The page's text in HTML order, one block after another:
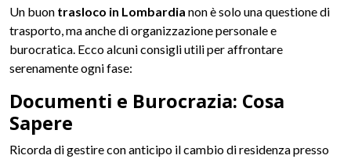
Un buon trasloco in Lombardia non è solo una questione di
trasporto, ma anche di organizzazione personale e
burocratica. Ecco alcuni consigli utili per affrontare
serenamente ogni fase:
Documenti e Burocrazia: Cosa
Sapere
Ricorda di gestire con anticipo il cambio di residenza presso